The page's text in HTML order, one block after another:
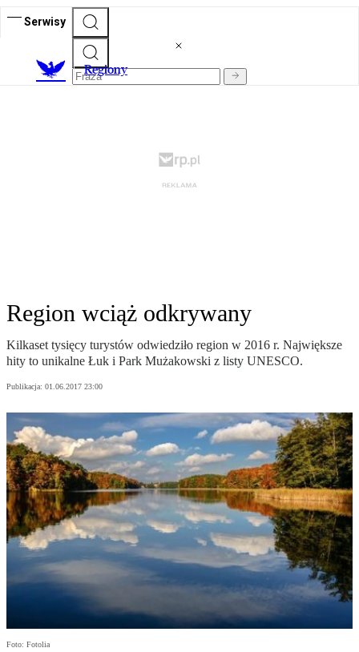
Serwisy
Regiony
Region wciąż odkrywany
Kilkaset tysięcy turystów odwiedziło region w 2016 r. Największe
hity to unikalne Łuk i Park Mużakowski z listy UNESCO.
Publikacja: 01.06.2017 23:00
Foto: Fotolia